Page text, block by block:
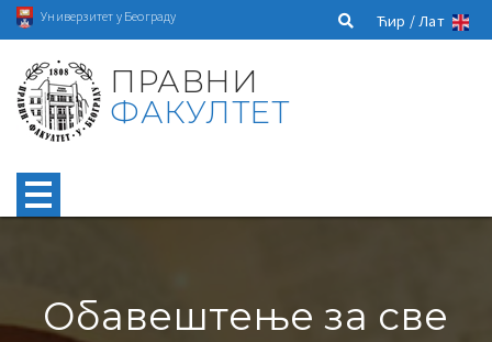
Универзитет у Београду Ћир /Лат
ПРАВНИ
ФАКУЛТЕТ
Обавештење за све